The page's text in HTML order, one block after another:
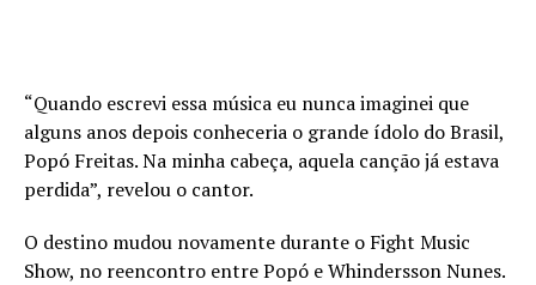
“Quando escrevi essa música eu nunca imaginei que
alguns anos depois conheceria o grande ídolo do Brasil,
Popó Freitas. Na minha cabeça, aquela canção já estava
perdida”, revelou o cantor.
O destino mudou novamente durante o Fight Music
Show, no reencontro entre Popó e Whindersson Nunes.